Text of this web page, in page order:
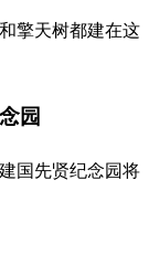
擎天树都建在这
园
国先贤纪念园将